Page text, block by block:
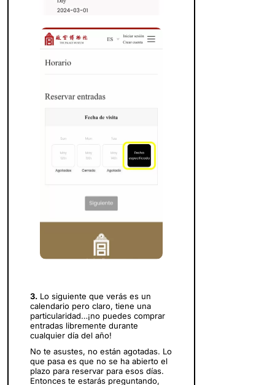
3.Lo siguiente que verás es un
calendario pero claro, tiene una
particularidad…¡no puedes comprar
entradas libremente durante
cualquier día del año!
No te asustes, no están agotadas. Lo
que pasa es que no se ha abierto el
plazo para reservar para esos días.
Entonces te estarás preguntando,